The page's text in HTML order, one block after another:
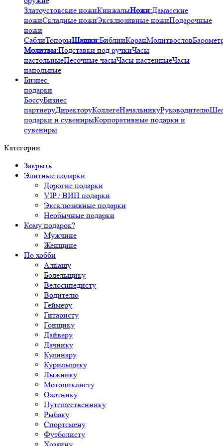
Златоустовские ножиКинжалыНожи:Дамасские
ножиСкладные ножиЭксклюзивные ножиПодарочные
ножи
СаблиТопорыШашки:БиблииКоранМолитвослов
Молитвы:Подставки под ручкиЧасы
настольныеПесочные часыЧасы настенныеЧасы
напольные
Бизнес
подарки
БоссуБизнес
партнеруДиректоруКоллегеНачальникуРуководителю
подарки и сувенирыКорпоративные подарки и
сувениры
Категории
Закрыть
Элитные подарки
Дорогие подарки
VIP / ВИП подарки
Эксклюзивные подарки
Необычные подарки
Кому подарок?
Мужчине
Женщине
По хобби
Алкашу
Болельщику
Велосипедисту
Водителю
Геймеру
Гитаристу
Гонщику
Дайверу
Дачнику
Кулинару
Курильщику
Лыжнику
Мотоциклисту
Охотнику
Путешественнику
Рыбаку
Спортсмену
Футболисту